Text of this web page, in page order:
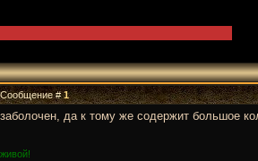
Сообщение #1
да к тому же содержит большое